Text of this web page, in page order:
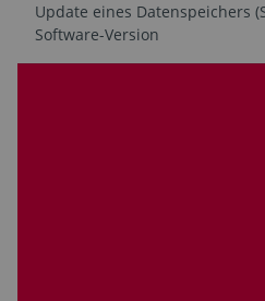
Update eines Datenspeichers
Software-Version